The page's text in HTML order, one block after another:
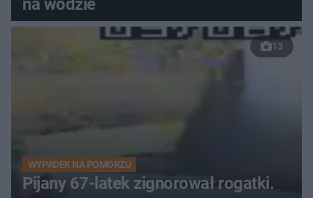
na wodzie
13
WYPADEK NA POMORZU
Pijany 67-latek zignorował rogatki.